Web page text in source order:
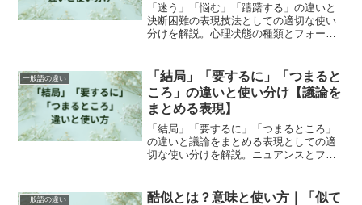
「迷う」「悩む」「躊躇する」の違いと
決断困難の表現技法としての適切な使い
分けを解説。心理状態の種類とフォーマ
一般語の違い
「結局」「要するに」「つまると
ころ」の違いと使い分け【議論を
まとめる表現】
「結局」「要するに」「つまるところ」
の違いと議論をまとめる表現としての適
切な使い分けを解説。ニュアンスとフォ
一般語の違い
酷似とは？意味と使い方｜「似て